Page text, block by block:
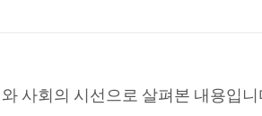
사회의 시선으로 살펴본 내용입